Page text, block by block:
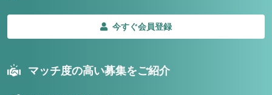
今すぐ会員登録
マッチ度の高い募集をご紹介